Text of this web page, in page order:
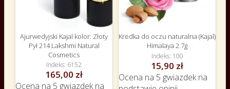
Ajurwedyjski Kajal kolor: Złoty
Pył 214 Lakshmi Natural
Cosmetics
Indeks 6152
165,00 zł
Ocena na 5 gwiazdek na
Kredka do oczu naturalna (Kajal)
Himalaya 2.7g
Indeks 100
15,90 zł
Ocena na 5 gwiazdek na